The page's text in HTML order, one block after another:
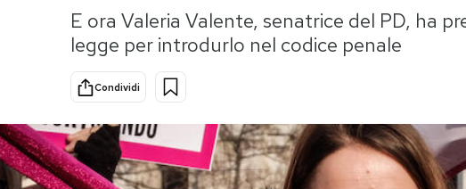
Storie/Idee
Ok Boomer!
Altrecose
Mondiali calcio 2026
E ora Valeria Valente, senatrice del PD, ha
legge per introdurlo nel codice penale
Condividi